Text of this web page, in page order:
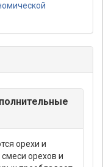
орехи и
орехов и